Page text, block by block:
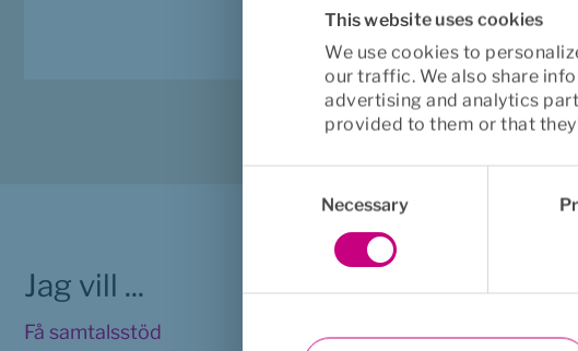
This website uses cookies
We use cookies to
our traffic. We also share
advertising and analytics
provided to them or that
Necessary
Jag vill ...
Få samtalsstöd
Viktig info
Juridisk information